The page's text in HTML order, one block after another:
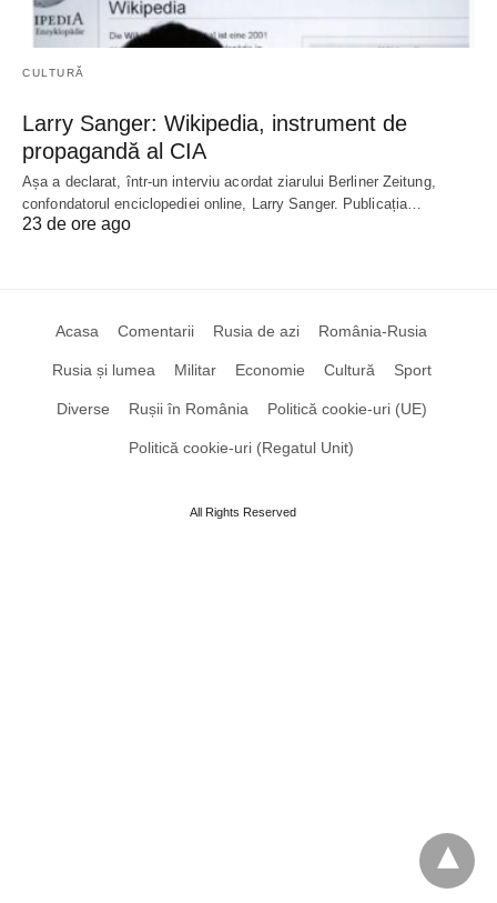
CULTURĂ
Larry Sanger: Wikipedia, instrument de
propagandă al CIA
Așa a declarat, într-un interviu acordat ziarului Berliner Zeitung,
confondatorul enciclopediei online, Larry Sanger. Publicația…
23 de ore ago
Acasa Comentarii Rusia de azi România-Rusia
Rusia și lumea Militar Economie Cultură Sport
Diverse Rușii în România Politică cookie-uri (UE)
Politică cookie-uri (Regatul Unit)
All Rights Reserved